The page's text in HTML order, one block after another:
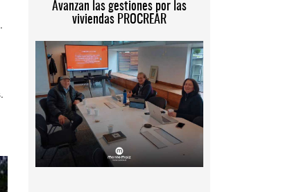
Avanzan las gestiones por las
viviendas PROCREAR